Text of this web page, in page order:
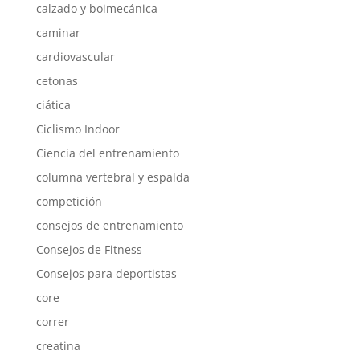
calzado y boimecánica
caminar
cardiovascular
cetonas
ciática
Ciclismo Indoor
Ciencia del entrenamiento
columna vertebral y espalda
competición
consejos de entrenamiento
Consejos de Fitness
Consejos para deportistas
core
correr
creatina